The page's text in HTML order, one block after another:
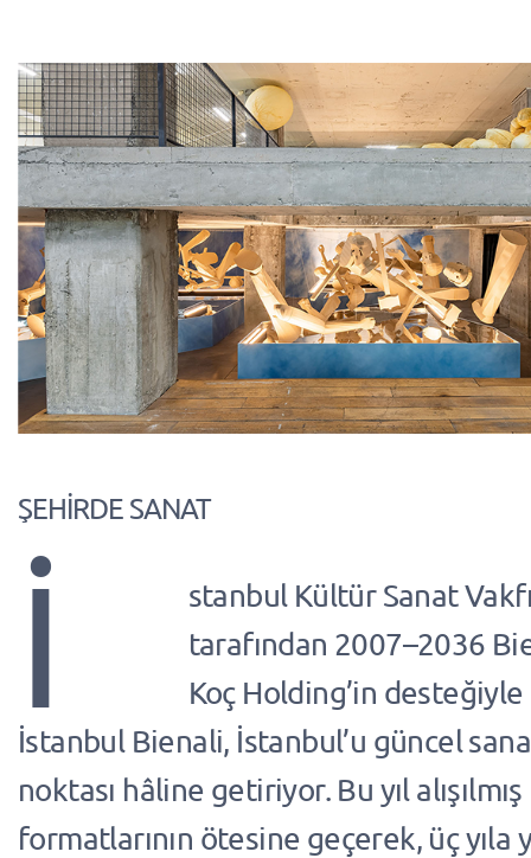
ŞEHİRDE SANAT
İ
stanbul Kültür Sanat
tarafından 2007–2036
Koç Holding’in
İstanbul Bienali, İstanbul’u güncel
noktası hâline getiriyor. Bu yıl
formatlarının ötesine geçerek, üç yıla